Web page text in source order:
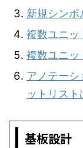
新規シン
複数ユニッ
複数ユニッ
アノテーシ
ットリスト
基板設計